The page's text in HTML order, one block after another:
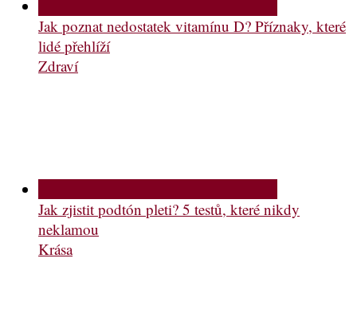
Jak poznat nedostatek vitamínu D? Příznaky, které
lidé přehlíží
Zdraví
Jak zjistit podtón pleti? 5 testů, které nikdy
neklamou
Krása